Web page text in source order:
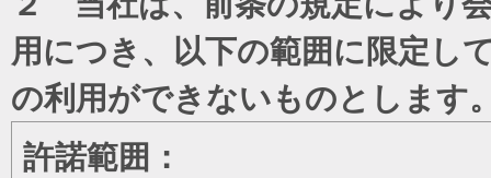
用につき、以下の範囲に限定し
の利用ができないものとします
許諾範囲：